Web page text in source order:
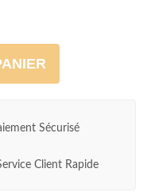
Sécurisé
Client Rapide